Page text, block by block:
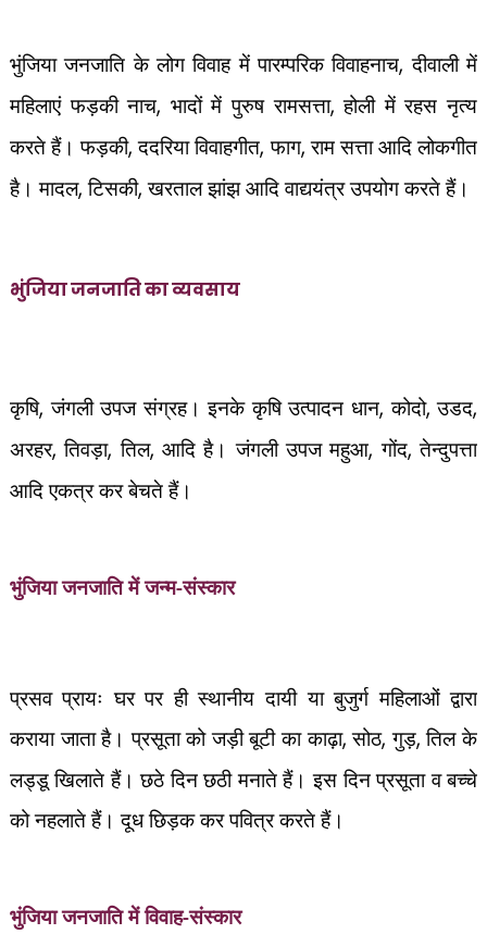
भुंजिया जनजाति के लोग विवाह में पारम्परिक विवाहनाच,दीवाली में
महिलाएं फड़की नाच, भादों में पुरुष रामसत्ता,होली में रहस नृत्य
करते हैं। फड़की,ददरिया विवाहगीत,फाग,राम सत्ता आदि लोकगीत
है। मादल,टिसकी,खरताल झांझ आदि वाद्ययंत्र उपयोग करते हैं।
भुंजिया जनजाति का व्यवसाय
कृषि,जंगली उपज संग्रह। इनके कृषि उत्पादन धान,कोदो,उडद,
अरहर,तिवड़ा,तिल, आदि है। जंगली उपज महुआ,गोंद,तेन्दुपत्ता
आदि एकत्र कर बेचते हैं।
भुंजिया जनजाति मेंजन्म-संस्कार
प्रसव प्रायः घर पर ही स्थानीय दायी या बुजुर्ग महिलाओं द्वारा
कराया जाता है। प्रसूता को जड़ी बूटी का काढ़ा,सोठ,गुड़,तिल के
लड्डू खिलाते हैं। छठे दिन छठी मनाते हैं। इस दिन प्रसूता व बच्चे
को नहलाते हैं। दूध छिड़क कर पवित्र करते हैं।
भुंजिया जनजाति मेंविवाह-संस्कार